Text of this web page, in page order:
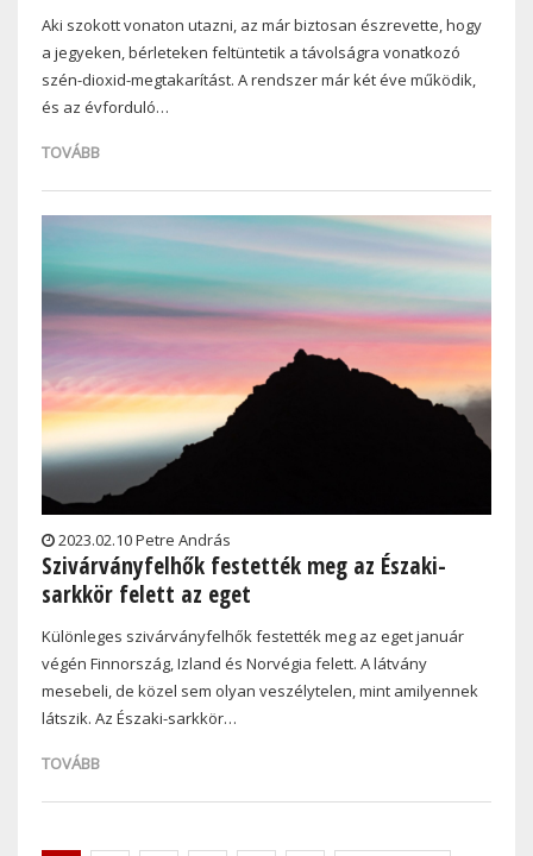
Aki szokott vonaton utazni, az már biztosan észrevette, hogy
a jegyeken, bérleteken feltüntetik a távolságra vonatkozó
szén-dioxid-megtakarítást. A rendszer már két éve működik,
és az évforduló…
TOVÁBB
2023.02.10 Petre András
Szivárványfelhők festették meg az Északi-
sarkkör felett az eget
Különleges szivárványfelhők festették meg az eget január
végén Finnország, Izland és Norvégia felett. A látvány
mesebeli, de közel sem olyan veszélytelen, mint amilyennek
látszik. Az Északi-sarkkör…
TOVÁBB